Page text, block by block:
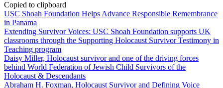
Copied to clipboard
USC Shoah Foundation Helps Advance Responsible Remembrance
in Panama
Extending Survivor Voices: USC Shoah Foundation supports UK
classrooms through the Supporting Holocaust Survivor Testimony in
Teaching program
Daisy Miller, Holocaust survivor and one of the driving forces
behind World Federation of Jewish Child Survivors of the
Holocaust & Descendants
Abraham H. Foxman, Holocaust Survivor and Defining Voice